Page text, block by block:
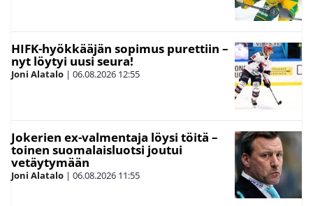
HIFK-hyökkääjän sopimus purettiin –
nyt löytyi uusi seura!
Joni Alatalo | 06.08.2026 12:55
Jokerien ex-valmentaja löysi töitä –
toinen suomalaisluotsi joutui
vetäytymään
Joni Alatalo | 06.08.2026 11:55